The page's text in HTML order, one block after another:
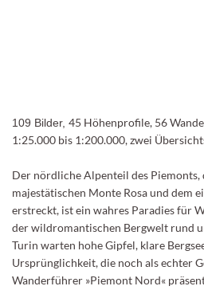
109 Bilder, 45 Höhenprofile, 56
1:25.000 bis 1:200.000, zwei
Der nördliche Alpenteil des Piemonts,
majestätischen Monte Rosa und dem
erstreckt, ist ein wahres Paradies für
der wildromantischen Bergwelt rund
Turin warten hohe Gipfel, klare
Ursprünglichkeit, die noch als echter
Wanderführer »Piemont Nord«